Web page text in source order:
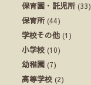
保育園・託児所(33)
保育所(44)
学校その他 (1)
小学校 (10)
幼稚園 (7)
高等学校 (2)